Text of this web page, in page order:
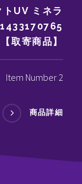
UV ミネラ
【取寄商品】
Item Number 2
商品詳細